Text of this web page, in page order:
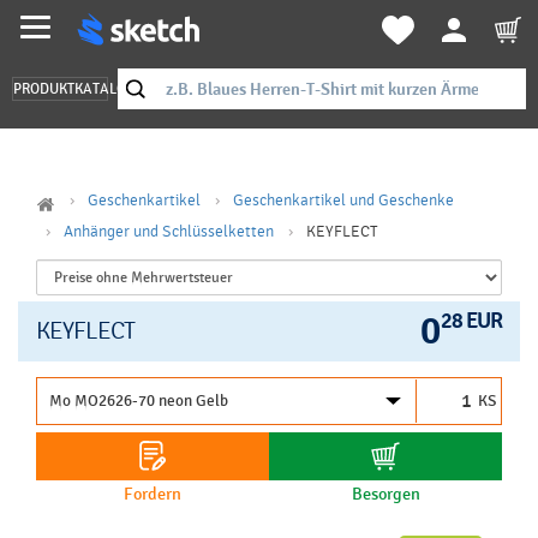
PRODUKTKATALOG
Geschenkartikel
Geschenkartikel und Geschenke
Anhänger und Schlüsselketten
KEYFLECT
KEYFLECT 028 EUR
KS
Fordern Besorgen